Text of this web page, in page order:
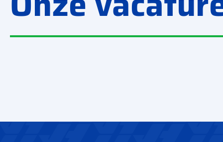
Voorman Dakdekker
Service Monteur